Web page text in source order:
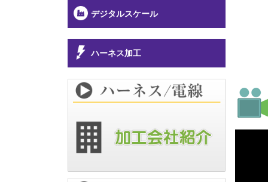
デジタルスケール
ハーネス加工